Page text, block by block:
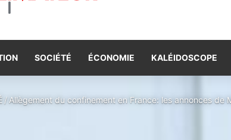
SOCIÉTÉ ÉCONOMIE KALÉIDOSCOPE
/ Allègement du confinement en France: les annonces de